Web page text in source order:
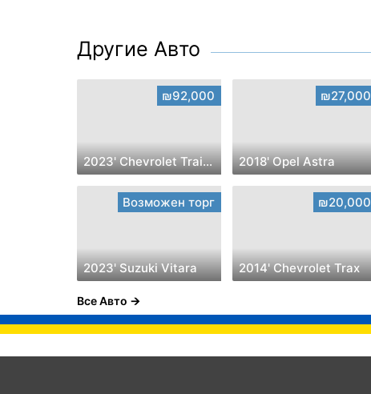
Другие Авто
₪92,000
2023' Chevrolet Trailblazer
₪27,000
2018' Opel Astra
Возможен торг
2023' Suzuki Vitara
₪20,000
2014' Chevrolet Trax
Все Авто